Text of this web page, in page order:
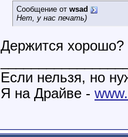
Сообщение от wsad
Нет, у нас печать)
Держится хорошо?
Если нельзя, но
Я на Драйве -